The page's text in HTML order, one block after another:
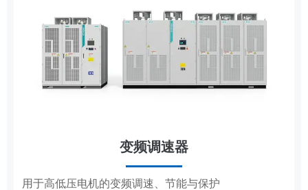
变频调速器
用于高低压电机的变频调速、节能与保护
DCS
分布式储能，满足企业峰谷节电需求